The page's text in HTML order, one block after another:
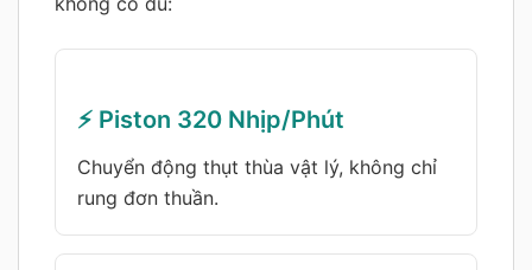
⚡ Piston 320 Nhịp/Phút
Chuyển động thụt thùa vật lý, không chỉ
rung đơn thuần.